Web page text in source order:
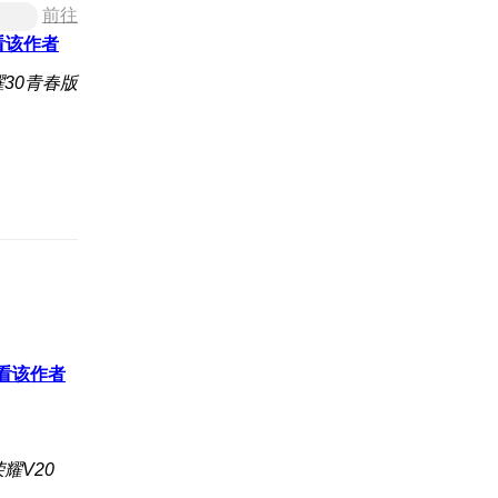
前往
该作者
30青春版
该作者
耀V20